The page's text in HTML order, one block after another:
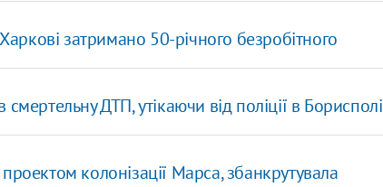
затримано 50-річного безробітного
ДТП, утікаючи від поліції в Борисполі
колонізації Марса, збанкрутувала